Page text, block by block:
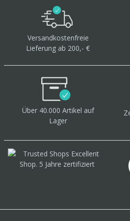
Versandkostenfreie
Lieferung ab 200,- €
Über 40.000 Artikel auf
Lager